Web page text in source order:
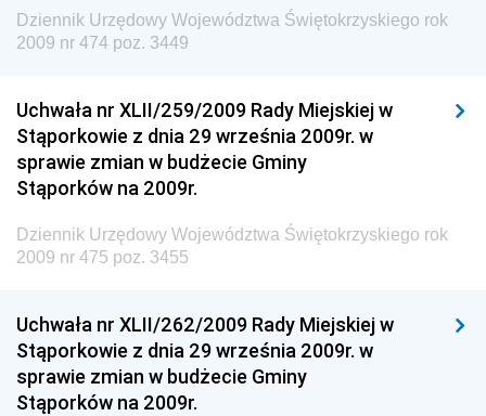
Dziennik Urzędowy Ministra Środowiska i Głównego
Inspektora Ochrony Środowiska
Dziennik Urzędowy Ministerstwa Kultury, Dziedzictwa
Narodowego i Sportu
Dziennik Urzędowy Ministra Finansów, Funduszy i
Dziennik Urzędowy Ministra Rozwoju, Pracy i
Dziennik Urzędowy Ministra Kultury, Dziedzictwa
Narodowego i Sportu
Dziennik Urzędowy Ministra Rodziny i Polityki
Społecznej
Dziennik Urzędowy Województwa Świętokrzyskiego rok
2009 nr 474 poz. 3449
Uchwała nr XLII/259/2009 Rady Miejskiej w
Stąporkowie z dnia 29 września 2009r. w
sprawie zmian w budżecie Gminy
Stąporków na 2009r.
Dziennik Urzędowy Województwa Świętokrzyskiego rok
2009 nr 475 poz. 3455
Uchwała nr XLII/262/2009 Rady Miejskiej w
Stąporkowie z dnia 29 września 2009r. w
sprawie zmian w budżecie Gminy
Stąporków na 2009r.